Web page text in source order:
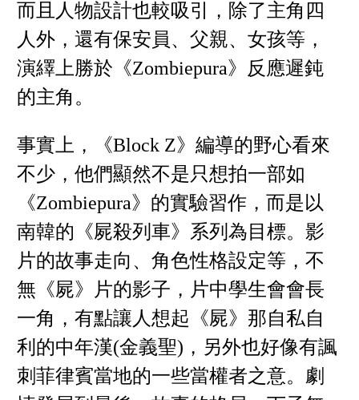
而且人物設計也較吸引，除了主角四
人外，還有保安員、父親、女孩等，
演繹上勝於《Zombiepura》反應遲鈍
的主角。
事實上，《Block Z》編導的野心看來
不少，他們顯然不是只想拍一部如
《Zombiepura》的實驗習作，而是以
南韓的《屍殺列車》系列為目標。影
片的故事走向、角色性格設定等，不
無《屍》片的影子，片中學生會會長
一角，有點讓人想起《屍》那自私自
利的中年漢(金義聖)，另外也好像有諷
刺菲律賓當地的一些當權者之意。劇